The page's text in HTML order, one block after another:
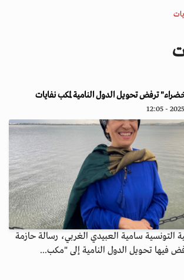
ترفض تحويل الدول النامية لمكب نفايات
التونسية سامية العبيدي الغربي، رسالة حازمة
فيها تحويل الدول النامية إلى "مكب...